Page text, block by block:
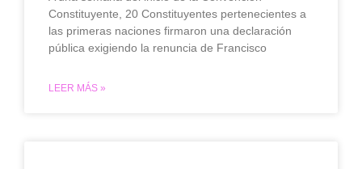
Constituyente, 20 Constituyentes pertenecientes a
las primeras naciones firmaron una declaración
pública exigiendo la renuncia de Francisco
LEER MÁS »